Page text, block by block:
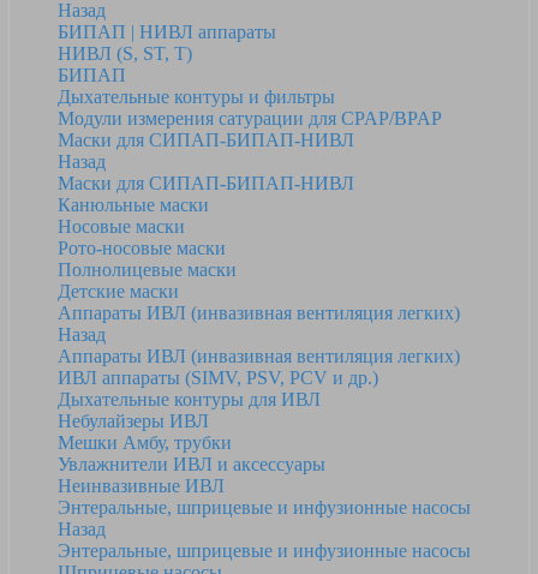
Назад
БИПАП | НИВЛ аппараты
НИВЛ (S, ST, T)
БИПАП
Дыхательные контуры и фильтры
Модули измерения сатурации для CPAP/BPAP
Маски для СИПАП-БИПАП-НИВЛ
Назад
Маски для СИПАП-БИПАП-НИВЛ
Канюльные маски
Носовые маски
Рото-носовые маски
Полнолицевые маски
Детские маски
Аппараты ИВЛ (инвазивная вентиляция легких)
Назад
Аппараты ИВЛ (инвазивная вентиляция легких)
ИВЛ аппараты (SIMV, PSV, PCV и др.)
Дыхательные контуры для ИВЛ
Небулайзеры ИВЛ
Мешки Амбу, трубки
Увлажнители ИВЛ и аксессуары
Неинвазивные ИВЛ
Энтеральные, шприцевые и инфузионные насосы
Назад
Энтеральные, шприцевые и инфузионные насосы